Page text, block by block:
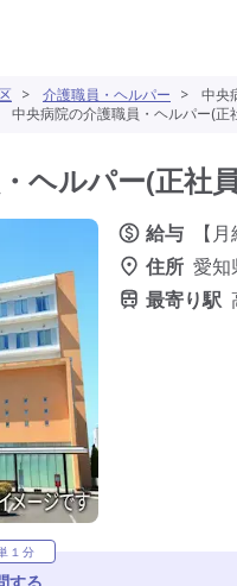
> 介護職員・ヘルパー >
中央
中央病院の介護職員・ヘルパー(
ヘルパー(正社
給与
【
住所 愛知
最寄り駅
１分